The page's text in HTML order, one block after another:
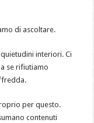
di ascoltare.
interiori. Ci
se rifiutiamo
per questo.
contenuti